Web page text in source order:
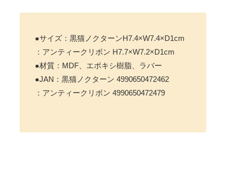
●サイズ：黒猫ノクターンH7.4×W7.4×D1cm
：アンティークリボン H7.7×W7.2×D1cm
●材質：MDF、エポキシ樹脂、ラバー
●JAN：黒猫ノクターン 4990650472462
：アンティークリボン 4990650472479